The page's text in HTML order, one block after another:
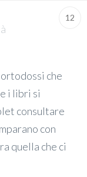
12
che
i libri si
consultare
con
quella che ci